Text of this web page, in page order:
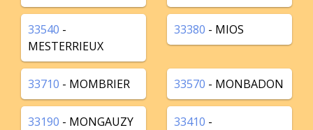
33540 -
MESTERRIEUX
33380 - MIOS
33710 - MOMBRIER 33570 - MONBADON
33190 - MONGAUZY 33410 -